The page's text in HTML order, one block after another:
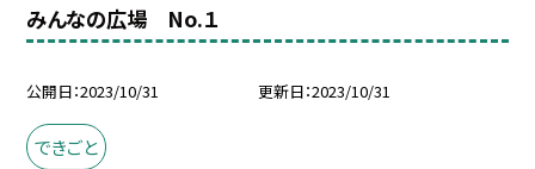
みんなの広場 No.１
公開日 2023/10/31 更新日 2023/10/31
できごと